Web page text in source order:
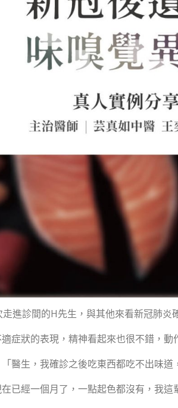
診間的H先生，與其他來看新冠肺炎
症狀的表現，精神看起來也很不錯，動
生，我確診之後吃東西都吃不出味道
已經一個月了，一點起色都沒有，我這